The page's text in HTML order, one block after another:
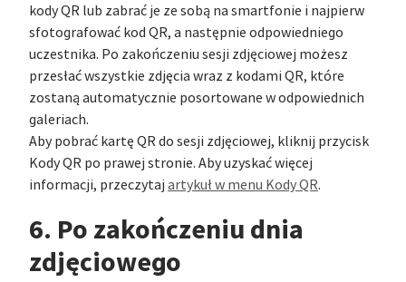
kody QR lub zabrać je ze sobą na smartfonie i najpierw
sfotografować kod QR, a następnie odpowiedniego
uczestnika. Po zakończeniu sesji zdjęciowej możesz
przesłać wszystkie zdjęcia wraz z kodami QR, które
zostaną automatycznie posortowane w odpowiednich
galeriach.
Aby pobrać kartę QR do sesji zdjęciowej, kliknij przycisk
Kody QR po prawej stronie. Aby uzyskać więcej
informacji, przeczytaj artykuł w menu Kody QR.
6. Po zakończeniu dnia
zdjęciowego